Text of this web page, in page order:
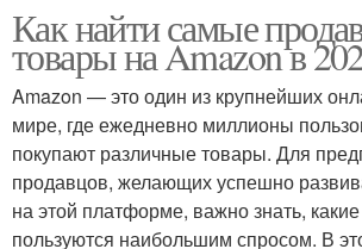
Как найти самые
товары на Amazon в
Amazon — это один из крупнейших
мире, где ежедневно миллионы
покупают различные товары. Для
продавцов, желающих успешно
на этой платформе, важно знать,
пользуются наибольшим спросом. В